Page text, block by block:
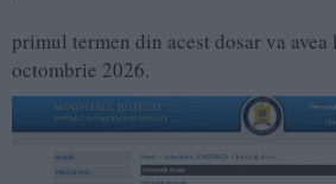
primul termen din acest dosar va avea
octombrie 2026.